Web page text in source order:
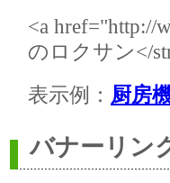
<a href="http://
のロクサン</
表示例： 厨房
バナーリン